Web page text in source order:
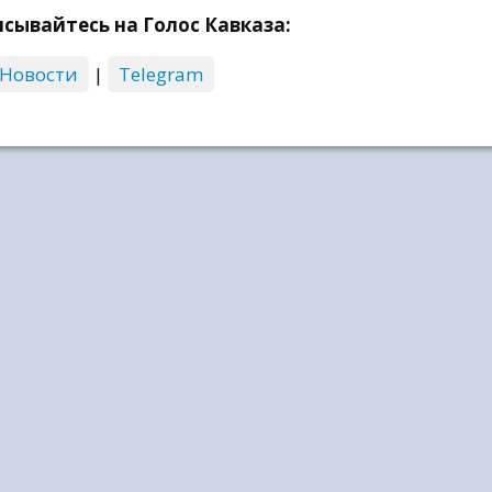
на Голос Кавказа:
| Telegram